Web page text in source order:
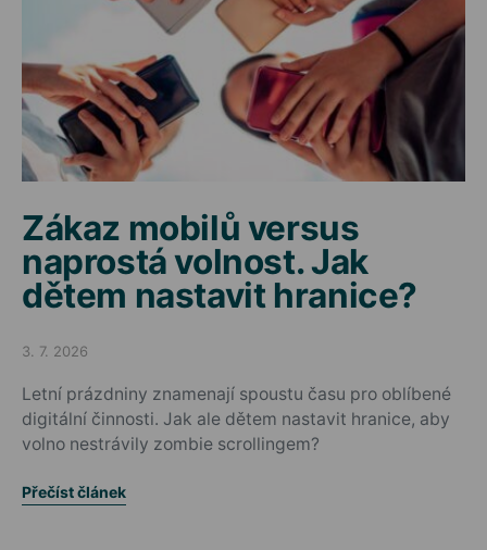
Zákaz mobilů versus
naprostá volnost. Jak
dětem nastavit hranice?
Posted on
3. 7. 2026
Letní prázdniny znamenají spoustu času pro oblíbené
digitální činnosti. Jak ale dětem nastavit hranice, aby
volno nestrávily zombie scrollingem?
Přečíst článek